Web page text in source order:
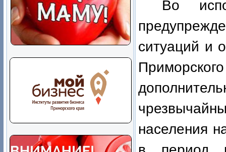
Во
ситуаций и
населения